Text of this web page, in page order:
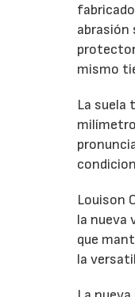
abrasión
mismo
La suela
Louison
la nueva
que
la